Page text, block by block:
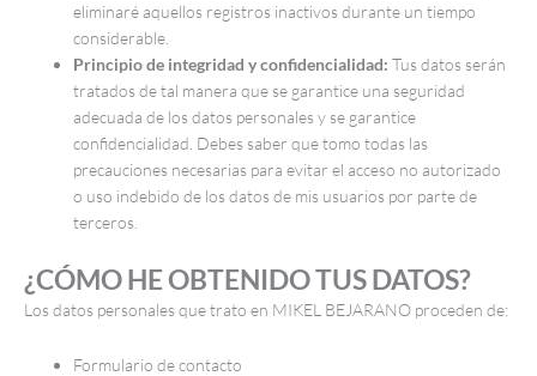
eliminaré aquellos registros inactivos durante un tiempo
considerable.
Principio de integridad y confidencialidad: Tus datos serán
tratados de tal manera que se garantice una seguridad
adecuada de los datos personales y se garantice
confidencialidad. Debes saber que tomo todas las
precauciones necesarias para evitar el acceso no autorizado
o uso indebido de los datos de mis usuarios por parte de
terceros.
¿CÓMO HE OBTENIDO TUS DATOS?
Los datos personales que trato en MIKEL BEJARANO proceden de:
Formulario de contacto